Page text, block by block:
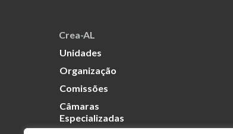
Crea-AL
Unidades
Organização
Comissões
Câmaras
Especializadas